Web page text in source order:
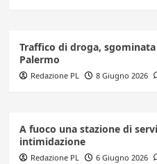
Traffico di droga,
Palermo
Redazione PL 8 Giugno 2026
A fuoco una stazione di
intimidazione
Redazione PL 6 Giugno 2026